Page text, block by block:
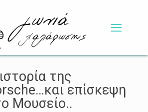
της
επίσκεψη
Μουσείο..